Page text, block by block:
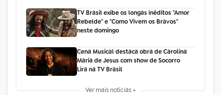
TV Brasil exibe os longas inéditos "Amor
Rebelde" e "Como Vivem os Bravos"
neste domingo
Cena Musical destaca obra de Carolina
Maria de Jesus com show de Socorro
Lira na TV Brasil
Ver mais notícias +